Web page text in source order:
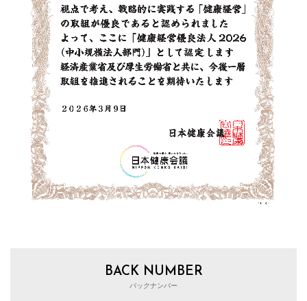
BACK NUMBER
バックナンバー